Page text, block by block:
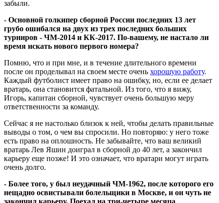
забыли.
- Основной голкипер сборной России последних 13 лет
грубо ошибался на двух из трех последних больших
турниров - ЧМ-2014 и КК-2017. По-вашему, не настало ли
время искать нового первого номера?
Помню, что и при мне, и в течение длительного времени
после он проделывал на своем месте очень хорошую работу.
Каждый футболист имеет право на ошибку, но, если ее делает
вратарь, она становится фатальной. Из того, что я вижу,
Игорь, капитан сборной, чувствует очень большую меру
ответственности за команду.
Сейчас я не настолько близок к ней, чтобы делать правильные
выводы о том, о чем вы спросили. Но повторяю: у него тоже
есть право на оплошность. Не забывайте, что ваш великий
вратарь Лев Яшин доиграл в сборной до 40 лет, а закончил
карьеру еще позже! И это означает, что вратари могут играть
очень долго.
- Более того, у был неудачный ЧМ-1962, после которого его
нещадно освистывали болельщики в Москве, и он чуть не